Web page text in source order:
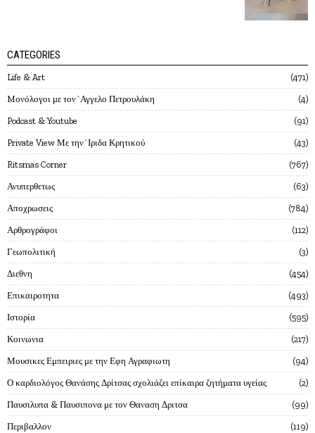
CATEGORIES
Life & Art 471
Mονόλογοι με τον`Αγγελο Πετρουλάκη 4
Podcast & Youtube 91
Private View Με την`Ιριδα Κρητικού 43
Ritsmas Corner 767
Ανυπερθετως 63
Αποχρωσεις 784
Αρθρογράφοι 112
Γεωπολιτική 3
Διεθνη 454
Επικαιροτητα 493
Ιστορία 595
Κοινωνια 217
Μουσικες Εμπειριες με την Εφη Αγραφιωτη 94
Ο καρδιολόγος Θανάσης Δρίτσας σχολιάζει επίκαιρα ζητήματα υγείας 2
Παυσιλυπα & Παυσιπονα με τον Θαναση Δριτσα 99
Περιβαλλον 119